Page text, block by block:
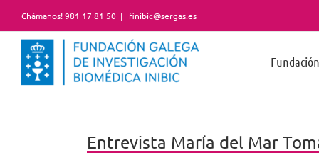
content
Chámanos! 981 17 81 50 | finibic@sergas.es
Fundación
Entrevista María del Mar